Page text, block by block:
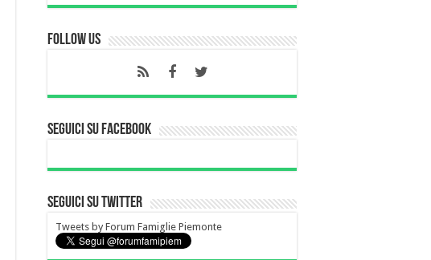
Follow Us
Seguici su Facebook
Seguici su Twitter
Tweets by Forum Famiglie Piemonte